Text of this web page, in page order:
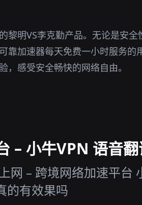
黎明VS李克勤产品。无论是安全
靠加速器每天免费一小时服务的
，感受安全畅快的网络自由。
– 小牛VPN 语音
网 – 跨境网络加速平台
的有效果吗